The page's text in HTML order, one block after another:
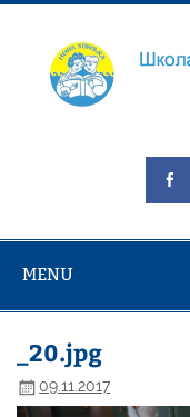
Skip
MENU
_20.jpg
09.11.2017